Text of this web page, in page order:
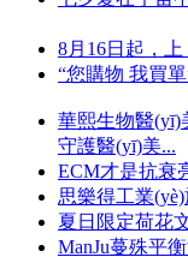
8月16日起，
“您購物 我買
華熙生物醫(yī)
守護醫(yī)美...
ECM才是抗衰
思樂得工業
夏日限定荷花
ManJu蔓殊平